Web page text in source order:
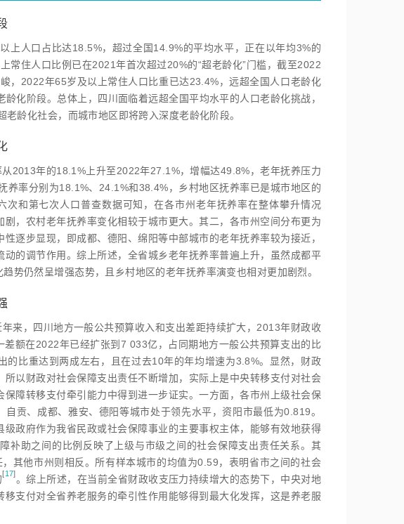
上人口占比达18.5%，超过全国14.9%的平均水平，正在以年均3%的
常住人口比例已在2021年首次超过20%的“超老龄化”门槛，截至2022
，2022年65岁及以上常住人口比重已达23.4%，远超全国人口老龄化
化阶段。总体上，四川面临着远超全国平均水平的人口老龄化挑战，
龄化社会，而城市地区即将跨入深度老龄化阶段。
2013年的18.1%上升至2022年27.1%，增幅达49.8%，老年抚养压力
率分别为18.1%、24.1%和38.4%，乡村地区抚养率已是城市地区的
和第七次人口普查数据可知，在各市州老年抚养率在整体攀升情况
，农村老年抚养率变化相较于城市更大。其二，各市州空间分布更为
逐步显现，即成都、德阳、绵阳等中部城市的老年抚养率较为接近，
的调节作用。综上所述，全省城乡老年抚养率普遍上升，虽然成都平
势仍然呈增强态势，且乡村地区的老年抚养率演变也相对更加剧烈。
来，四川地方一般公共预算收入和支出差距持续扩大，2013年财政收
额在2022年已经扩张到7 033亿，占同期地方一般公共预算支出的比
比重达到两成左右，且在过去10年的年均增速为3.8%。显然，财政
以财政对社会保障支出责任不断增加，实际上是中央转移支付对社会
障转移支付牵引能力中得到进一步证实。一方面，各市州上级社会保
自贡、成都、雅安、德阳等城市处于领先水平，资阳市最低为0.819。
政府作为我省民政或社会保障事业的主要事权主体，能够有效地获得
补助之间的比例反映了上级与市级之间的社会保障支出责任关系。其
其他市州则相反。所有样本城市的均值为0.59，表明省市之间的社会
[17]。综上所述，在当前全省财政收支压力持续增大的态势下，中央对地
支付对全省养老服务的牵引性作用能够得到最大化发挥，这是养老服